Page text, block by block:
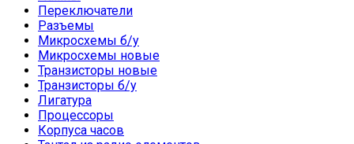
Переключатели
Разъемы
Микросхемы б/у
Микросхемы новые
Транзисторы новые
Транзисторы б/у
Лигатура
Процессоры
Корпуса часов